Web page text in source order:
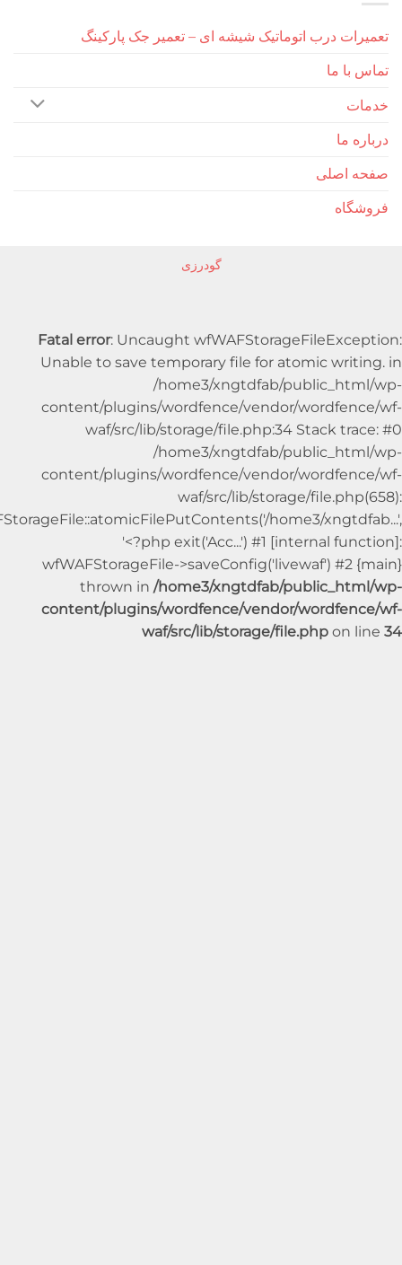
درب اتوماتیک شیشه ای – تعمیر جک پارکینگ
ما
ما
اصلی
Fatal error: Uncaught
Unable to save temporary file for atomic
/home3/xngtdfab/
content/plugins/wordfence/vendor/
waf/src/lib/storage/file.php:34 Stack
/home3/xngtdfab/
content/plugins/wordfence/vendor/
waf/src/lib/storage/
wfWAFStorageFile::atomicFilePutContents('/home3/
'<?php exit('Acc...') #1 [internal
wfWAFStorageFile->saveConfig('livewaf')
thrown in/home3/xngtdfab/
content/plugins/wordfence/vendor/
waf/src/lib/storage/file.phpon